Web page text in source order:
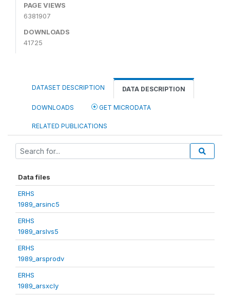
PAGE VIEWS
6381907
DOWNLOADS
41725
DATASET DESCRIPTION DATA DESCRIPTION
DOWNLOADS GET MICRODATA
RELATED PUBLICATIONS
Data files
ERHS
1989_arsinc5
ERHS
1989_arslvs5
ERHS
1989_arsprodv
ERHS
1989_arsxcly